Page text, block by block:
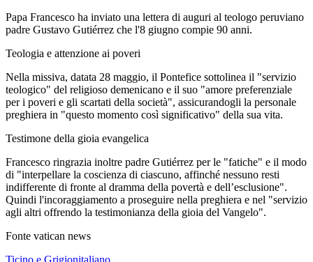
Papa Francesco ha inviato una lettera di auguri al teologo peruviano
padre Gustavo Gutiérrez che l'8 giugno compie 90 anni.
Teologia e attenzione ai poveri
Nella missiva, datata 28 maggio, il Pontefice sottolinea il "servizio
teologico" del religioso demenicano e il suo "amore preferenziale
per i poveri e gli scartati della società", assicurandogli la personale
preghiera in "questo momento così significativo" della sua vita.
Testimone della gioia evangelica
Francesco ringrazia inoltre padre Gutiérrez per le "fatiche" e il modo
di "interpellare la coscienza di ciascuno, affinché nessuno resti
indifferente di fronte al dramma della povertà e dell’esclusione".
Quindi l'incoraggiamento a proseguire nella preghiera e nel "servizio
agli altri offrendo la testimonianza della gioia del Vangelo".
Fonte vatican news
Ticino e Grigionitaliano